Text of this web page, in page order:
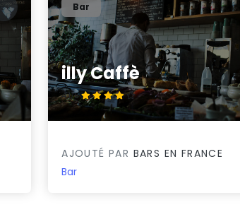
illy Caffè
4.1/5
Bar
AJOUTÉ PAR BARS EN FRANCE
Bar